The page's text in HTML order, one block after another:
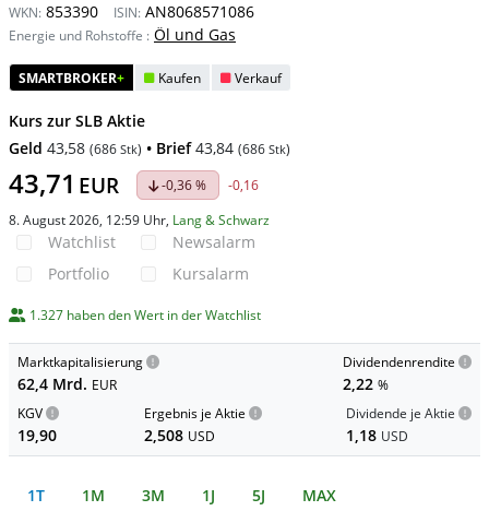
WKN: 853390 ISIN: AN8068571086
Energie und Rohstoffe : Öl und Gas
SMARTBROKER+ Kaufen Verkauf
Kurs zur SLB Aktie
Geld 43,58 (686 Stk) • Brief 43,84 (686 Stk)
43,71 EUR -0,36 %
-0,16
8. August 2026, 12:59 Uhr, Lang & Schwarz
Watchlist
Portfolio
Newsalarm
Kursalarm
1.327 haben den Wert in der Watchlist
Marktkapitalisierung
62,4 Mrd. EUR
Dividendenrendite
2,22 %
KGV
19,90
Ergebnis je Aktie
2,508 USD
Dividende je Aktie
1,18 USD
1T 1M 3M 1J 5J MAX